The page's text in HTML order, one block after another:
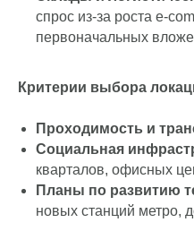
Торговые центры:
компании и общего
Офисные помещения:
Склады и
первоначальных
Критерии выбора
Проходимость и